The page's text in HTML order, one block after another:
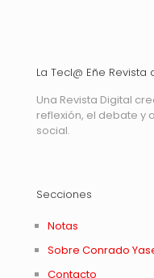
La Tecl@ Eñe
Una Revista Digital
reflexión, el debate y
social.
Secciones
Notas
Sobre Conrado
Contacto